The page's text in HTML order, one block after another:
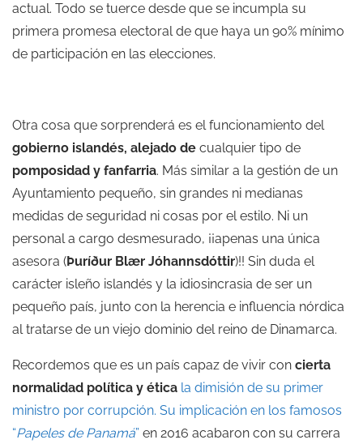
actual. Todo se tuerce desde que se incumpla su
primera promesa electoral de que haya un 90% mínimo
de participación en las elecciones.
Otra cosa que sorprenderá es el funcionamiento del
gobierno islandés, alejado de cualquier tipo de
pomposidad y fanfarria. Más similar a la gestión de un
Ayuntamiento pequeño, sin grandes ni medianas
medidas de seguridad ni cosas por el estilo. Ni un
personal a cargo desmesurado, ¡¡apenas una única
asesora (Þuríður Blær Jóhannsdóttir)!! Sin duda el
carácter isleño islandés y la idiosincrasia de ser un
pequeño país, junto con la herencia e influencia nórdica
al tratarse de un viejo dominio del reino de Dinamarca.
Recordemos que es un país capaz de vivir con cierta
normalidad política y ética la dimisión de su primer
ministro por corrupción. Su implicación en los famosos
“Papeles de Panamá” en 2016 acabaron con su carrera